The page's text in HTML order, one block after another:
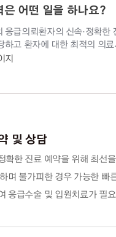
은 어떤 일을 하나요?
응급의뢰환자의 신속·정확
하고 환자에 대한 최적의 의
지
및 상담
확한 진료 예약을 위해 최선
며 불가피한 경우 가능한 빠
응급수술 및 입원치료가 필